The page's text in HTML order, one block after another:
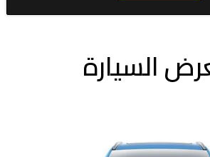
السيارة